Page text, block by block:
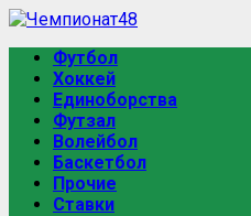
Футбол
Хоккей
Единоборства
Футзал
Волейбол
Баскетбол
Прочие
Ставки